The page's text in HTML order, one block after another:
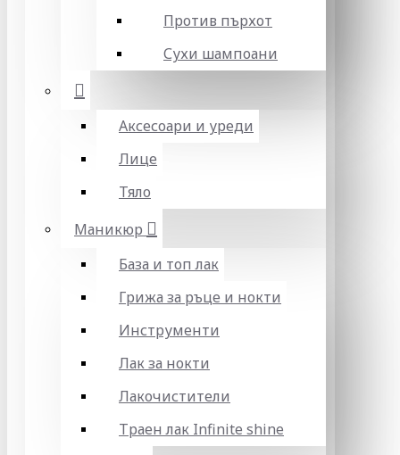
Против пърхот
Сухи шампоани
Аксесоари и уреди
Лице
Тяло
Маникюр
База и топ лак
Грижа за ръце и нокти
Инструменти
Лак за нокти
Лакочистители
Траен лак Infinite shine